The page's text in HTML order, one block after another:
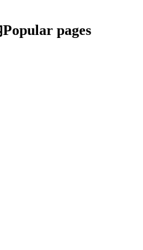
Popular pages